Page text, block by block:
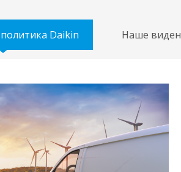
Daikin Наше